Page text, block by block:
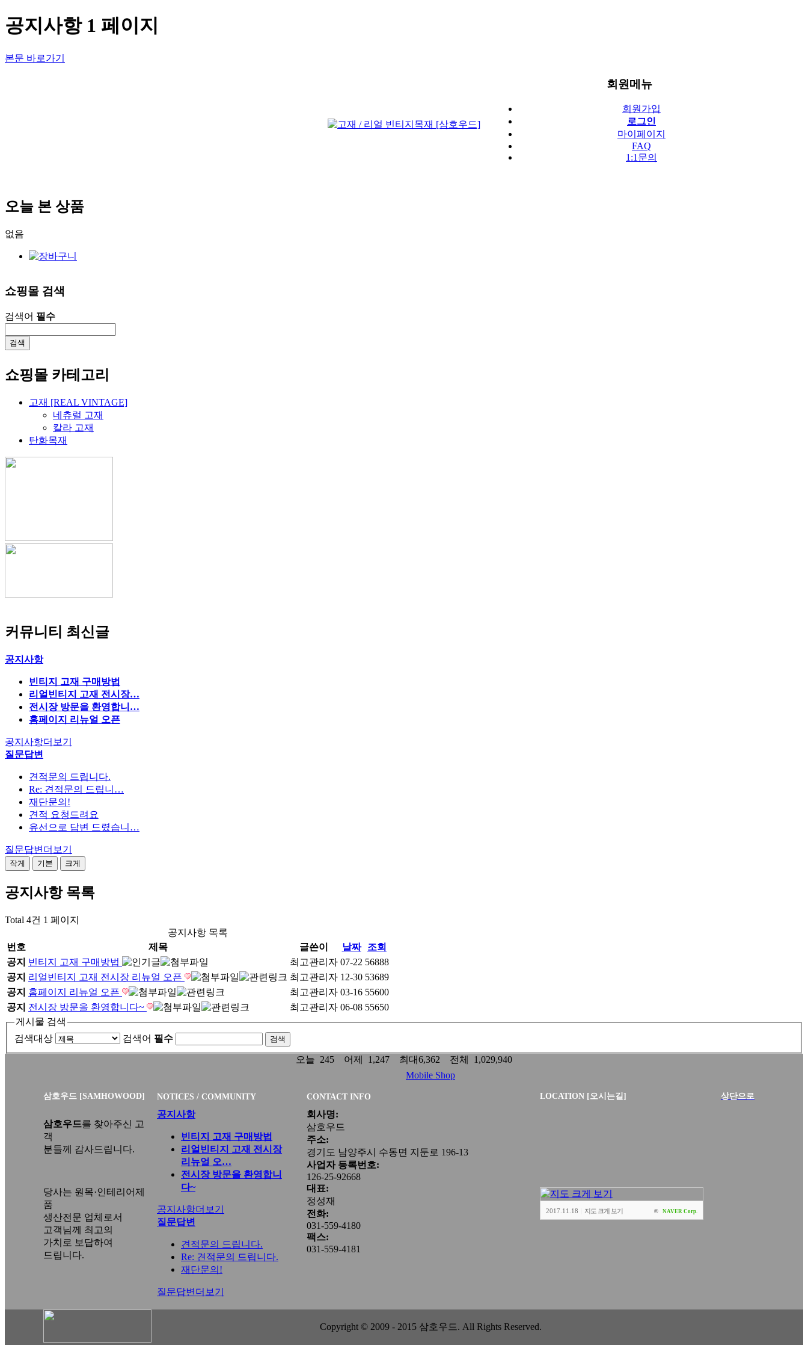
공지사항 1 페이지
본문 바로가기
회원메뉴
회원가입
로그인
마이페이지
FAQ
1:1문의
오늘 본 상품
없음
쇼핑몰 검색
검색어 필수
쇼핑몰 카테고리
고재 [REAL VINTAGE]
네츄럴 고재
칼라 고재
탄화목재
커뮤니티 최신글
공지사항
빈티지 고재 구매방법
리얼빈티지 고재 전시장…
전시장 방문을 환영합니…
홈페이지 리뉴얼 오픈
공지사항더보기
질문답변
견적문의 드립니다.
Re: 견적문의 드립니…
재단문의!
견적 요청드려요
유선으로 답변 드렸습니…
질문답변 더보기
작게 기본 크게
공지사항목록
Total 4건 1 페이지
공지사항 목록
번호
제목 글쓴이 날짜
조회
공지 빈티지 고재 구매방법 최고관리자 07-22 56888
공지 리얼빈티지 고재 전시장 리뉴얼 오픈 최고관리자 12-30 53689
공지 홈페이지 리뉴얼 오픈 최고관리자 03-16 55600
공지 전시장 방문을 환영합니다~ 최고관리자 06-08 55650
게시물 검색
검색대상
검색어 필수
오늘 245 어제 1,247 최대6,362 전체 1,029,940
Mobile Shop
삼호우드 [SAMHOWOOD] NOTICES / COMMUNITY CONTACT INFO LOCATION [오시는길] 상단으로
삼호우드를 찾아주신 고
객
분들께 감사드립니다.
당사는 원목·인테리어제
품
생산전문 업체로서
고객님께 최고의
가치로 보답하여
드립니다.
공지사항
빈티지 고재 구매방법
리얼빈티지 고재 전시장
리뉴얼 오…
전시장 방문을 환영합니
다~
공지사항더보기
질문답변
견적문의 드립니다.
Re: 견적문의 드립니다.
재단문의!
질문답변 더보기
회사명:
삼호우드
주소:
경기도 남양주시 수동면 지둔로 196-13
사업자 등록번호:
126-25-92668
대표:
정성재
전화:
031-559-4180
팩스:
031-559-4181
2017.11.18 지도 크게 보기 © NAVER Corp.
Copyright © 2009 - 2015 삼호우드. All Rights Reserved.